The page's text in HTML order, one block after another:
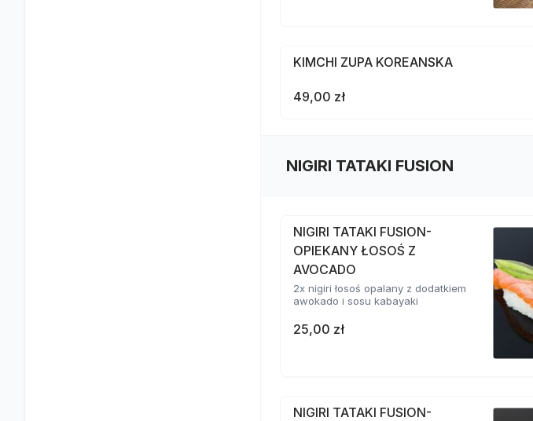
KIMCHI ZUPA KOREANSKA
49,00 zł
NIGIRI TATAKI FUSION
NIGIRI TATAKI FUSION-
OPIEKANY ŁOSOŚ Z
AVOCADO
2x nigiri łosoś opalany z dodatkiem
awokado i sosu kabayaki
25,00 zł
NIGIRI TATAKI FUSION-